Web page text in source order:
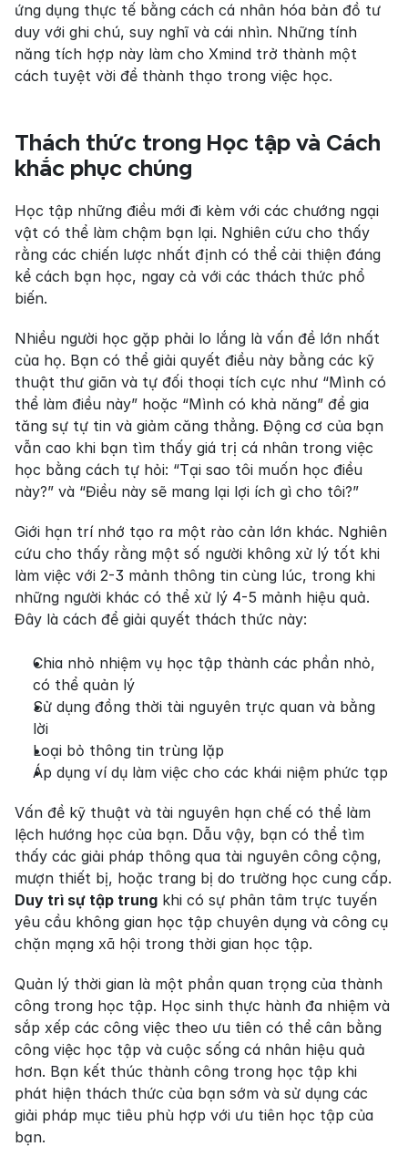
ứng dụng thực tế bằng cách cá nhân hóa bản đồ tư
duy với ghi chú, suy nghĩ và cái nhìn. Những tính
năng tích hợp này làm cho Xmind trở thành một
cách tuyệt vời để thành thạo trong việc học.
Thách thức trong Học tập và Cách
khắc phục chúng
Học tập những điều mới đi kèm với các chướng ngại
vật có thể làm chậm bạn lại. Nghiên cứu cho thấy
rằng các chiến lược nhất định có thể cải thiện đáng
kể cách bạn học, ngay cả với các thách thức phổ
biến.
Nhiều người học gặp phải lo lắng là vấn đề lớn nhất
của họ. Bạn có thể giải quyết điều này bằng các kỹ
thuật thư giãn và tự đối thoại tích cực như “Mình có
thể làm điều này” hoặc “Mình có khả năng” để gia
tăng sự tự tin và giảm căng thẳng. Động cơ của bạn
vẫn cao khi bạn tìm thấy giá trị cá nhân trong việc
học bằng cách tự hỏi: “Tại sao tôi muốn học điều
này?” và “Điều này sẽ mang lại lợi ích gì cho tôi?”
Giới hạn trí nhớ tạo ra một rào cản lớn khác. Nghiên
cứu cho thấy rằng một số người không xử lý tốt khi
làm việc với 2-3 mảnh thông tin cùng lúc, trong khi
những người khác có thể xử lý 4-5 mảnh hiệu quả.
Đây là cách để giải quyết thách thức này:
Chia nhỏ nhiệm vụ học tập thành các phần nhỏ,
có thể quản lý
Sử dụng đồng thời tài nguyên trực quan và bằng
lời
Loại bỏ thông tin trùng lặp
Áp dụng ví dụ làm việc cho các khái niệm phức tạp
Vấn đề kỹ thuật và tài nguyên hạn chế có thể làm
lệch hướng học của bạn. Dẫu vậy, bạn có thể tìm
thấy các giải pháp thông qua tài nguyên công cộng,
Duy trì sự tập trung khi có sự phân tâm trực tuyến
yêu cầu không gian học tập chuyên dụng và công cụ
chặn mạng xã hội trong thời gian học tập.
Quản lý thời gian là một phần quan trọng của thành
công trong học tập. Học sinh thực hành đa nhiệm và
sắp xếp các công việc theo ưu tiên có thể cân bằng
công việc học tập và cuộc sống cá nhân hiệu quả
hơn. Bạn kết thúc thành công trong học tập khi
phát hiện thách thức của bạn sớm và sử dụng các
giải pháp mục tiêu phù hợp với ưu tiên học tập của
bạn.